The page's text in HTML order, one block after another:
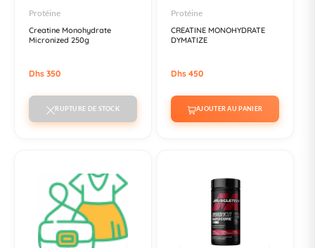
Protéine
Creatine Monohydrate
Micronized 250g
Dhs 350
RUPTURE DE STOCK
Protéine
CREATINE MONOHYDRATE
DYMATIZE
Dhs 450
AJOUTER AU PANIER